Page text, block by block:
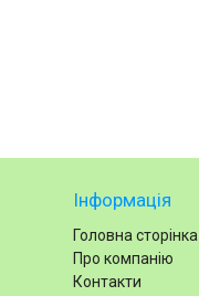
Інформація
Головна сторінка
Про компанію
Контакти